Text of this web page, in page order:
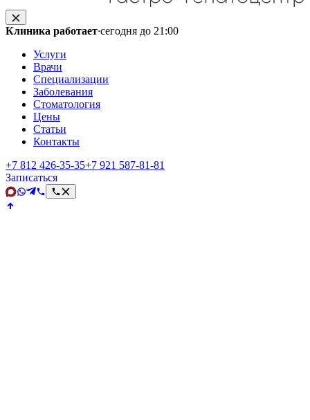
Клиника работает·сегодня до 21:00
Услуги
Врачи
Специализации
Заболевания
Стоматология
Цены
Статьи
Контакты
+7 812 426‑35‑35+7 921 587‑81‑81
Записаться